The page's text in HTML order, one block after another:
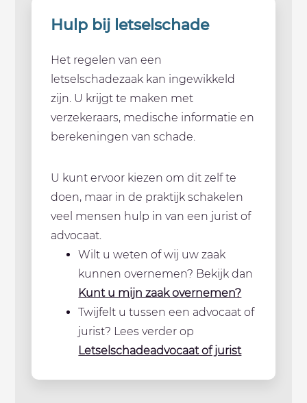
Hulp bij letselschade
Het regelen van een
letselschadezaak kan ingewikkeld
zijn. U krijgt te maken met
verzekeraars, medische informatie en
berekeningen van schade.
U kunt ervoor kiezen om dit zelf te
doen, maar in de praktijk schakelen
veel mensen hulp in van een jurist of
advocaat.
Wilt u weten of wij uw zaak
kunnen overnemen? Bekijk dan
Kunt u mijn zaak overnemen?
Twijfelt u tussen een advocaat of
jurist? Lees verder op
Letselschadeadvocaat of jurist